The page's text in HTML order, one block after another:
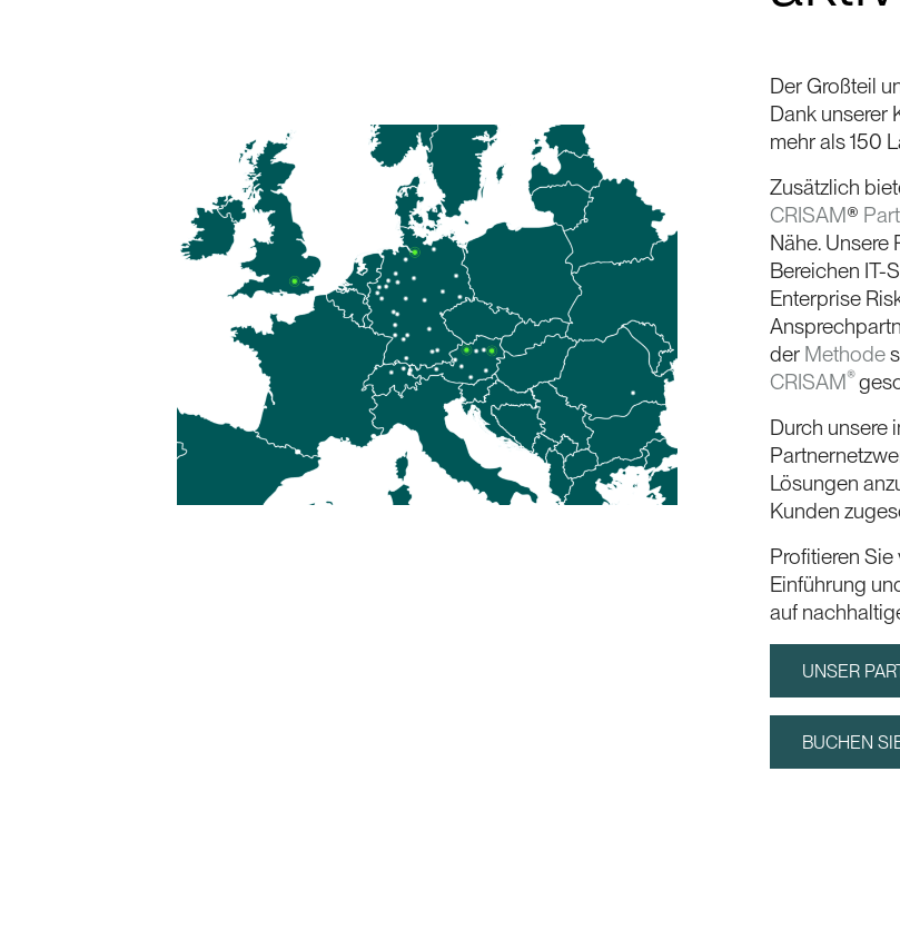
Der Großteil
Dank unserer
mehr als 150
Zusätzlich
CRISAM®
Nähe. Unsere
Bereichen IT-
Enterprise
der Methode
CRISAM®
Durch unsere
Lösungen
Kunden
Profitieren
Einführung
auf
UNSER
BUCHEN